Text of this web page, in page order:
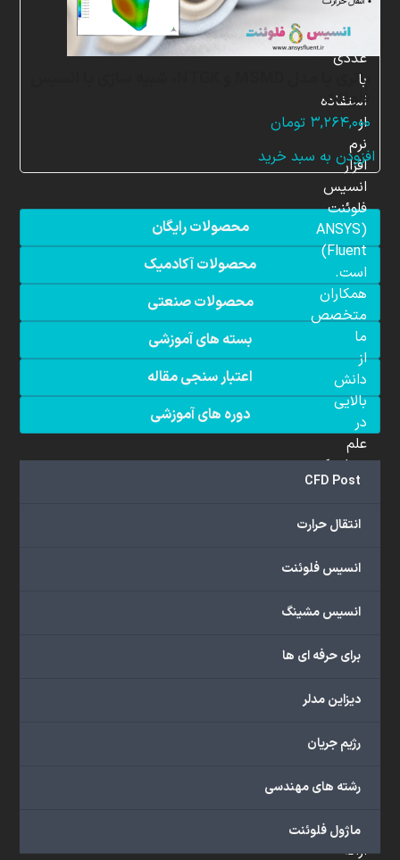
فلوئنت
۳,۲۶۴,۰۰۰ تومان
افزودن به سبد خرید
محصولات رایگان
محصولات آکادمیک
محصولات صنعتی
بسته های آموزشی
اعتبار سنجی مقاله
دوره های آموزشی
CFD Post
انتقال حرارت
انسیس فلوئنت
انسیس مشینگ
برای حرفه ای ها
دیزاین مدلر
رژیم جریان
رشته های مهندسی
ماژول فلوئنت
سازی
عددی
با
استفاده
از
نرم
افزار
انسیس
فلوئنت
(ANSYS
Fluent)
است.
همکاران
متخصص
ما
از
دانش
بالایی
در
علم
دینامیک
سیالات
(CFD)
هستند.
ما
گسترده‌ای
با
دانشگاهی،
صنعتی
...
ارائه